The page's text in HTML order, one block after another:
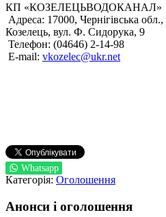
КП «КОЗЕЛЕЦЬВОДОКАНАЛ»
Адреса: 17000, Чернігівська
Козелець, вул. Ф. Сидорука, 9
Телефон: (04646) 2-14-98
Е-mail: vkozelec@ukr.net
Whatsapp
Категорія: Оголошення
Анонси і оголошення